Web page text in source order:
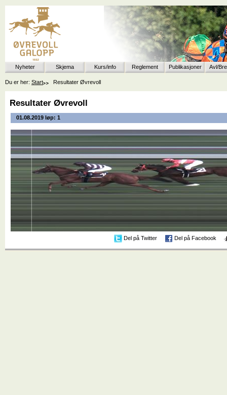
Nyheter Skjema Kurs/info Reglement Publikasjoner Avl/
Du er her: Start Resultater Øvrevoll
Resultater Øvrevoll
01.08.2019 løp: 1
Del på Twitter Del på Facebook